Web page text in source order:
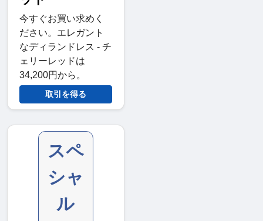
今すぐお買い求めく
ださい。エレガント
なディランドレス - チ
ェリーレッドは
34,200円から。
取引を得る
スペ
シャ
ル